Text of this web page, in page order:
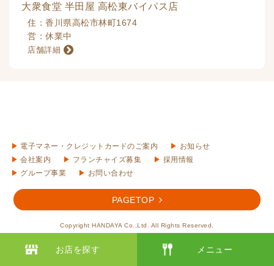
大衆食堂 半田屋 高松東バイパス店
香川県高松市林町1674
休業中
電子マネー・クレジットカードのご案内
お知らせ
会社案内
フランチャイズ募集
採用情報
グループ事業
お問い合わせ
PAGETOP
Copyright HANDAYA Co.,Ltd. All Rights Reserved.
お店を探す メニュー